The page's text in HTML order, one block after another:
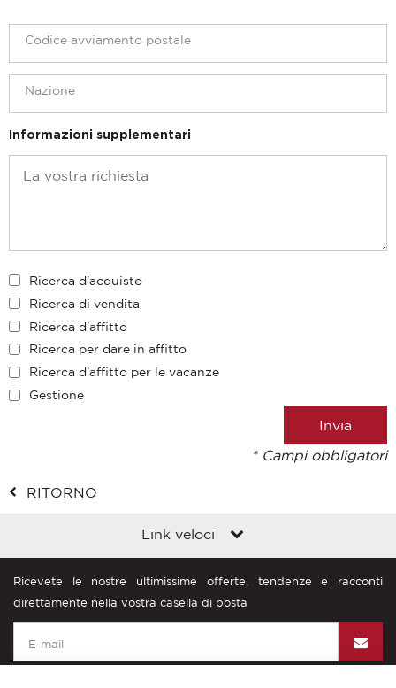
Informazioni supplementari
Ricerca d'acquisto
Ricerca di vendita
Ricerca d'affitto
Ricerca per dare in affitto
Ricerca d'affitto per le vacanze
Gestione
* Campi obbligatori
RITORNO
Link veloci
Ricevete le nostre ultimissime offerte, tendenze e racconti
direttamente nella vostra casella di posta